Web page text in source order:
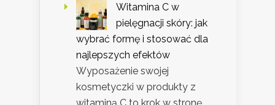
Witamina C w
pielęgnacji skóry: jak
wybrać formę i stosować dla
najlepszych efektów
Wyposażenie swojej
kosmetyczki w produkty z
witaminą C to krok w stronę